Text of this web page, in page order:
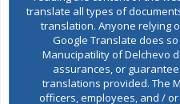
translate all types of
translation. Anyone relying
Google Translate does
Manucipatility of Delchevo
assurances, or
translations provided. The
officers, employees, and /